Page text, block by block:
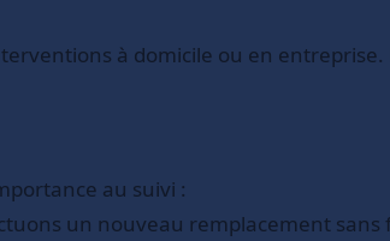
à domicile ou en
au suivi :
un nouveau remplacement